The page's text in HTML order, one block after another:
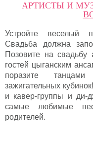
АРТИСТЫ И
Устройте веселый
Свадьба должна
Позовите на свадьбу
гостей цыганским
поразите
зажигательных
и кавер-группы и ди-
самые любимые
родителей.